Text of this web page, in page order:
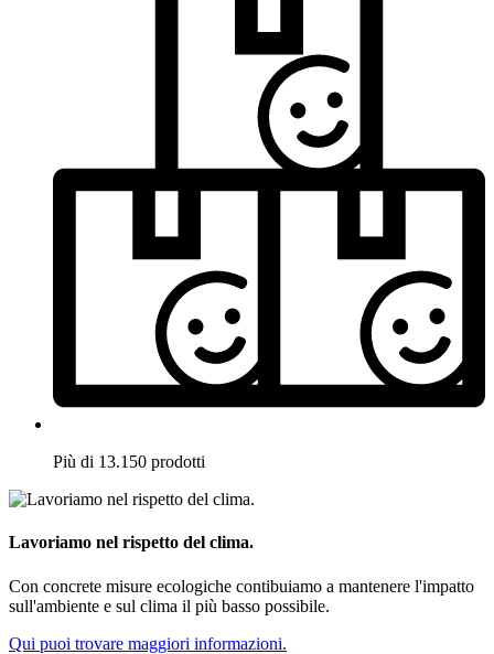
Più di 13.150 prodotti
Lavoriamo nel rispetto del clima.
Con concrete misure ecologiche contibuiamo a mantenere l'impatto
sull'ambiente e sul clima il più basso possibile.
Qui puoi trovare maggiori informazioni.